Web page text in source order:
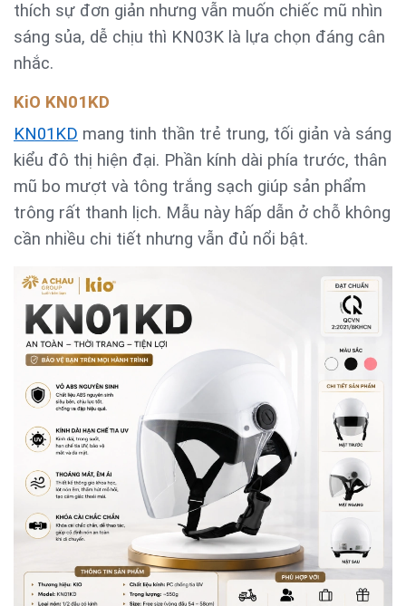
thích sự đơn giản nhưng vẫn muốn chiếc mũ nhìn
sáng sủa, dễ chịu thì KN03K là lựa chọn đáng cân
nhắc.
KiO KN01KD
KN01KD mang tinh thần trẻ trung, tối giản và sáng
kiểu đô thị hiện đại. Phần kính dài phía trước, thân
mũ bo mượt và tông trắng sạch giúp sản phẩm
trông rất thanh lịch. Mẫu này hấp dẫn ở chỗ không
cần nhiều chi tiết nhưng vẫn đủ nổi bật.